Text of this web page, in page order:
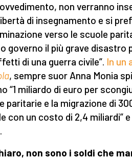
non verranno
di insegnamento e si
verso le scuole
governo il più grave disastro
di una guerra civile”. In un
, sempre suor Anna Monia
“1 miliardo di euro per
paritarie e la migrazione di
con un costo di 2,4 miliardi”
non sono i soldi che